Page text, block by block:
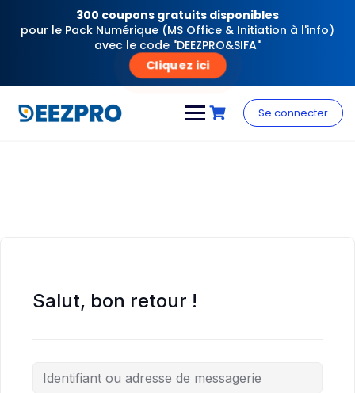
300 coupons gratuits disponibles
pour le Pack Numérique (MS Office & Initiation à l'info)
avec le code "DEEZPRO&SIFA"
Cliquez ici
content
Se connecter
Salut, bon retour !